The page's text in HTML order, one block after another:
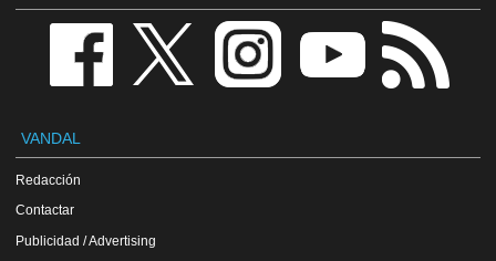
VANDAL
Redacción
Contactar
Publicidad / Advertising